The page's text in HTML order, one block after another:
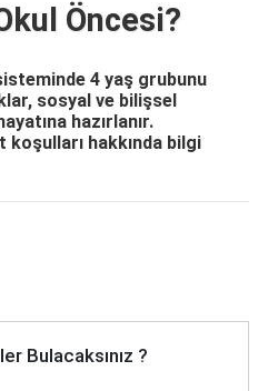
Öncesi?
4 yaş grubunu
sosyal ve bilişsel
hazırlanır.
koşulları hakkında bilgi
Bulacaksınız ?